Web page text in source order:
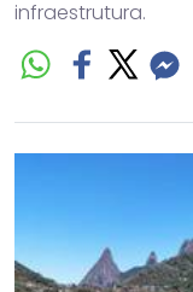
infraestrutura.